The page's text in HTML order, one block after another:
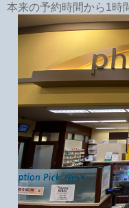
本来の予約時間から1時